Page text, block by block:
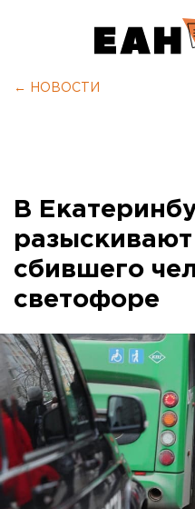
← НОВОСТИ
В
сбившего
светофоре